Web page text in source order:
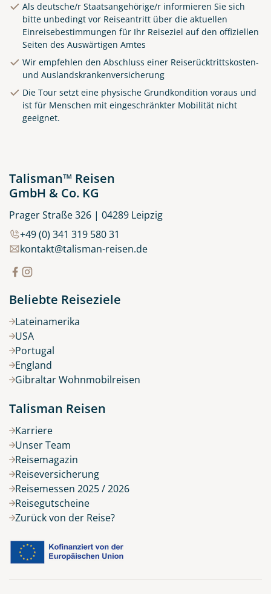
Clifden Harbour Co. Galway
Als deutsche/r Staatsangehörige/r informieren Sie sich
bitte unbedingt vor Reiseantritt über die aktuellen
Einreisebestimmungen für Ihr Reiseziel auf den offiziellen
Seiten des Auswärtigen Amtes
Wir empfehlen den Abschluss einer Reiserücktrittskosten-
und Auslandskrankenversicherung
Die Tour setzt eine physische Grundkondition voraus und
ist für Menschen mit eingeschränkter Mobilität nicht
geeignet.
Talisman™ Reisen
GmbH & Co. KG
Prager Straße 326 | 04289 Leipzig
+49 (0) 341 319 580 31
kontakt@talisman-reisen.de
Beliebte Reiseziele
Lateinamerika
USA
Portugal
England
Gibraltar Wohnmobilreisen
Talisman Reisen
Karriere
Unser Team
Reisemagazin
Reiseversicherung
Reisemessen 2025 / 2026
Reisegutscheine
Zurück von der Reise?